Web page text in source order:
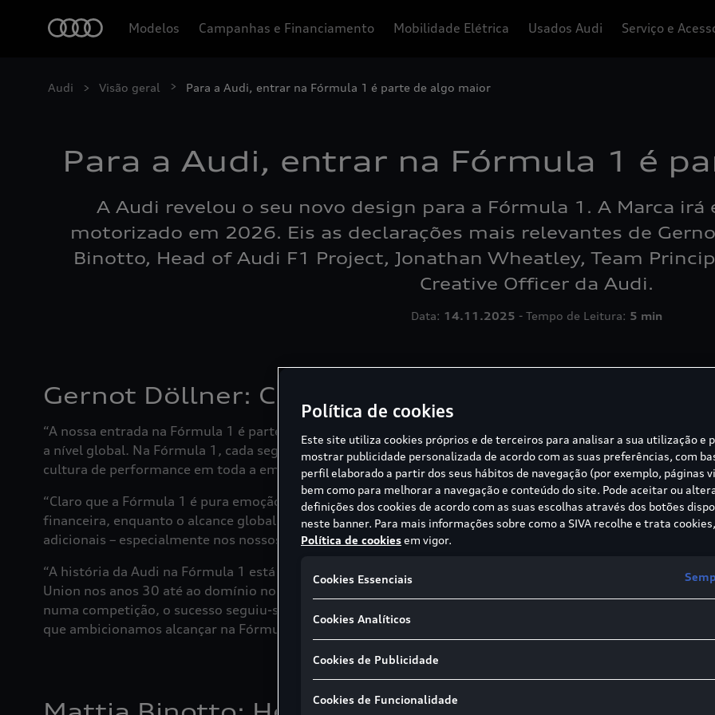
Modelos Campanhas e Financiamento Mobilidade Elétrica Usados Audi Serviço e
Audi Visão geral Para a Audi, entrar na Fórmula 1 é parte de algo maior
Para a Audi, entrar na Fórmula 1 é
A Audi revelou o seu novo design para a Fórmula 1. A Marca
motorizado em 2026. Eis as declarações mais relevantes de
Binotto, Head of Audi F1 Project, Jonathan Wheatley, Team
Creative Officer da Audi.
Data: 14.11.2025 - Tempo de Leitura: 5 min
Gernot Döllner: CEO da Audi
“A nossa entrada na Fórmula 1 é parte de algo maior. Representa o próximo passo na renovação da
a nível global. Na Fórmula 1, cada segundo conta. O sucesso exige desempenho, precisão e trabalho em
cultura de performance em toda a empresa e será um catalisador de mudança rumo a uma Audi mais ágil,
“Claro que a Fórmula 1 é pura emoção. No entanto, a entrada da Audi assenta numa lógica muito clara. O
financeira, enquanto o alcance global da F1 oferece uma visibilidade da Marca incomparável. Isto abre
adicionais – especialmente nos nossos mercados-chave: os EUA, a Europa e a China.”
“A história da Audi na Fórmula 1 está apenas a começar, mas o desporto motorizado sempre fez parte da
Union nos anos 30 até ao domínio nos carros de turismo, ralis e conquistas com tecnologia híbrida nas 24
numa competição, o sucesso seguiu-se. A Audi nunca entrou apenas para competir, mas sim com o
que ambicionamos alcançar na Fórmula 1.”
Política de cookies
Este site utiliza cookies próprios e de terceiros para analisar a sua utilização e
mostrar publicidade personalizada de acordo com as suas preferências, com
perfil elaborado a partir dos seus hábitos de navegação (por exemplo, páginas
bem como para melhorar a navegação e conteúdo do site. Pode aceitar ou
definições dos cookies de acordo com as suas escolhas através dos botões
neste banner. Para mais informações sobre como a SIVA recolhe e trata
Política de cookiesem vigor.
Cookies Essenciais
Cookies Analíticos
Cookies de Publicidade
Cookies de Funcionalidade